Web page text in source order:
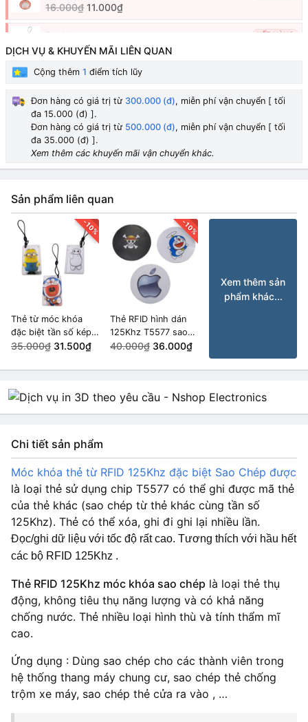
16.000₫ 11.000₫
BayMax HẾT HÀNG
16.000₫
Minion
Pikachu
16.000₫
BMW
16.000₫
Heo Hồng Peppa
16.000₫
DỊCH VỤ & KHUYẾN MÃI LIÊN QUAN
Cộng thêm 1 điểm tích lũy
Đơn hàng có giá trị từ 300.000 (đ), miễn phí vận chuyển [ tối
đa 15.000 (đ) ].
Đơn hàng có giá trị từ 500.000 (đ), miễn phí vận chuyển [ tối
đa 35.000 (đ) ].
Xem thêm các khuyến mãi vận chuyển khác.
Sản phẩm liên quan
-10%
Thẻ từ móc khóa
đặc biệt tần số kép
13.56Mhz, 125Khz
35.000₫ 31.500₫
-10%
Thẻ RFID hình dán
125Khz T5577 sao
chép được
40.000₫ 36.000₫
Xem thêm sản
phẩm khác...
Chi tiết sản phẩm
Móc khóa thẻ từ RFID 125Khz đặc biệt Sao Chép được
là loại thẻ sử dụng chip T5577 có thể ghi được mã thẻ
của thẻ khác (sao chép từ thẻ khác cùng tần số
125Khz). Thẻ có thể xóa, ghi đi ghi lại nhiều lần.
Đọc/ghi dữ liệu với tốc độ rất cao. Tương thích với hầu hết
các bộ RFID 125Khz .
Thẻ RFID 125Khz móc khóa sao chép là loại thẻ thụ
động, không tiêu thụ năng lượng và có khả năng
chống nước. Thẻ nhiều loại hình thù và tính thẩm mĩ
cao.
Ứng dụng : Dùng sao chép cho các thành viên trong
hệ thống thang máy chung cư, sao chép thẻ chống
trộm xe máy, sao chép thẻ cửa ra vào , …